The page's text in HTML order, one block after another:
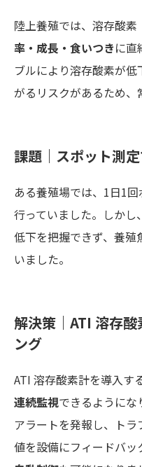
陸上養殖では、溶存酸
率・成長・食いつきに直
ブルにより溶存酸素が
がるリスクがあるため、
課題｜スポット測
ある養殖場では、1日1
行っていました。しか
低下を把握できず、養殖
いました。
解決策｜ATI 溶存
ング
ATI 溶存酸素計を導入す
連続監視できるようにな
アラートを発報し、ト
値を設備にフィードバ